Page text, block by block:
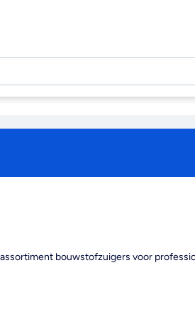
bouwstofzuigers voor
Je winkelwagen is leeg